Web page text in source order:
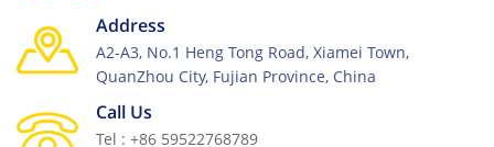
Address
A2-A3, No.1 Heng Tong Road, Xiamei Town,
QuanZhou City, Fujian Province, China
Call Us
Tel : +86 59522768789